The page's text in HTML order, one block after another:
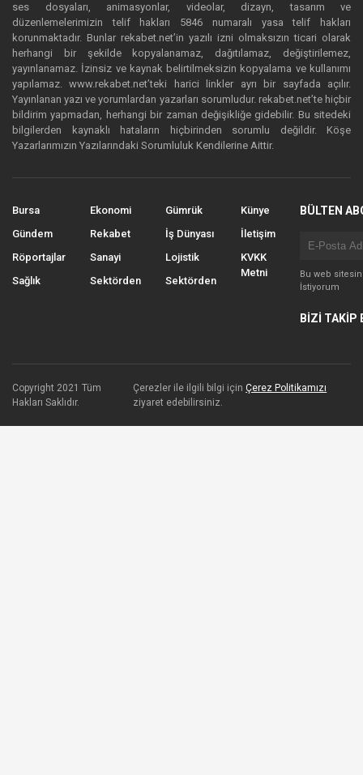
ses dosyaları, animasyonlar, videolar, dizayn, tasarım ve
düzenlemelerimizin telif hakları 5846 numaralı yasa telif hakları
korunmaktadır. Bunlar rekabet.net’in yazılı izni olmaksızın ticari olarak
herhangi bir şekilde kopyalanamaz, dağıtılamaz, değiştirilemez,
yayınlanamaz. İzinsiz ve kaynak belirtilmeksizin kopyalama ve kullanımı
yapılamaz. www.rekabet.net’teki harici linkler ayrı bir sayfada açılır.
Yayınlanan yazı ve yorumlardan yazarları sorumludur. rekabet.net’te hiçbir
bildirim yapmadan, herhangi bir zaman değişikliğe gidebilir. Bu sitedeki
bilgilerden kaynaklı hataların hiçbirinden sorumlu değildir. Köşe
Yazarlarımızın Yazılarındaki Sorumluluk Kendilerine Aittir.
Bursa
Gündem
Röportajlar
Sağlık
Ekonomi
Rekabet
Sanayi
Sektörden
Gümrük
İş Dünyası
Lojistik
Sektörden
Künye
İletişim
KVKK
Metni
BÜLTEN
Bu web
İstiyorum
BİZİ TAKİP
Copyright 2021 Tüm
Hakları Saklıdır.
Çerezler ile ilgili bilgi içinÇerez Politikamızı
ziyaret edebilirsiniz.